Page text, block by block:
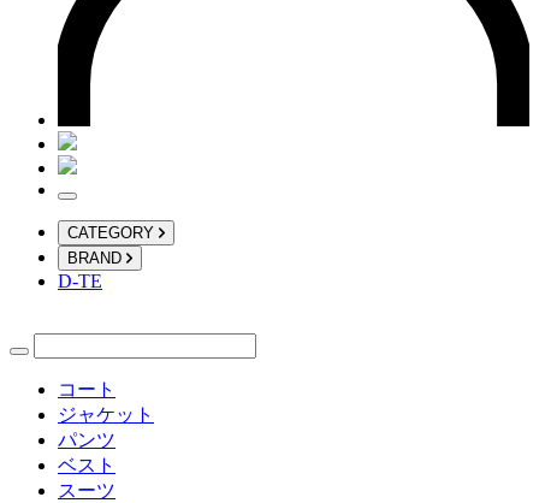
CATEGORY
BRAND
D-TE
コート
ジャケット
パンツ
ベスト
スーツ